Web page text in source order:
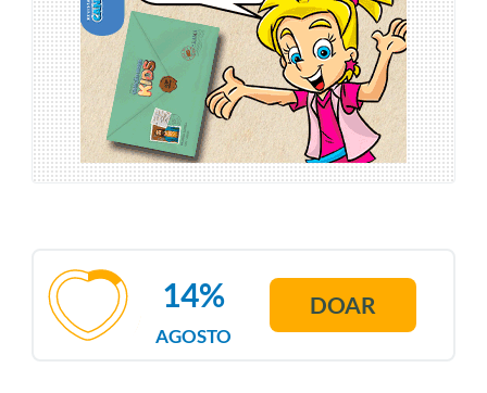
AGOSTO
14% DOAR